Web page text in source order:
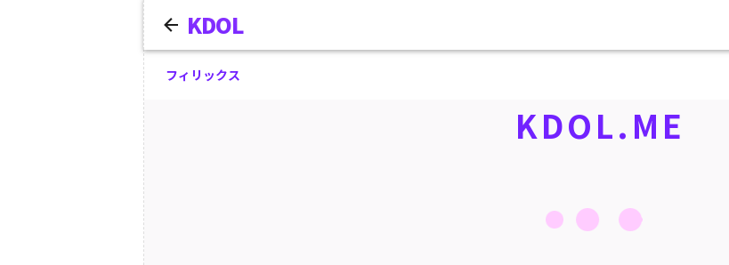
KDOL
フィリックス
KDOL.ME